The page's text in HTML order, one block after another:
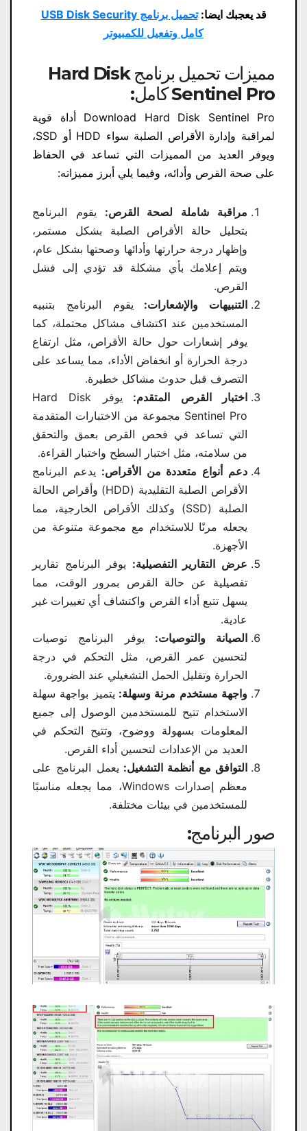
قد يعجبك ايضا:
تحميل برنامج USB Disk Security
كامل وتفعيل للكمبيوتر
مميزات تحميل برنامج Hard Disk
Sentinel Pro كامل​:
Download Hard Disk Sentinel Pro أداة قوية
لمراقبة وإدارة الأقراص الصلبة سواء HDD أو SSD،
ويوفر العديد من المميزات التي تساعد في الحفاظ
على صحة القرص وأدائه، وفيما يلي أبرز مميزاته:
مراقبة شاملة لصحة القرص: يقوم البرنامج
بتحليل حالة الأقراص الصلبة بشكل مستمر،
وإظهار درجة حرارتها وأدائها وصحتها بشكل عام،
ويتم إعلامك بأي مشكلة قد تؤدي إلى فشل
القرص.
التنبيهات والإشعارات: يقوم البرنامج بتنبيه
المستخدمين عند اكتشاف مشاكل محتملة، كما
يوفر إشعارات حول حالة الأقراص، مثل ارتفاع
درجة الحرارة أو انخفاض الأداء، مما يساعد على
التصرف قبل حدوث مشاكل خطيرة.
اختبار القرص المتقدم:
يوفر Hard Disk
Sentinel Pro مجموعة من الاختبارات المتقدمة
التي تساعد في فحص القرص بعمق والتحقق
من سلامته، مثل اختبار السطح واختبار القراءة.
دعم أنواع متعددة من الأقراص: يدعم البرنامج
الأقراص الصلبة التقليدية (HDD) وأقراص الحالة
الصلبة (SSD) وكذلك الأقراص الخارجية، مما
يجعله مرنًا للاستخدام مع مجموعة متنوعة من
الأجهزة.
عرض التقارير التفصيلية: يوفر البرنامج تقارير
تفصيلية عن حالة القرص بمرور الوقت، مما
يسهل تتبع أداء القرص واكتشاف أي تغييرات غير
عادية.
الصيانة والتوصيات: يوفر البرنامج توصيات
لتحسين عمر القرص، مثل التحكم في درجة
الحرارة وتقليل الحمل التشغيلي عند الضرورة.
واجهة مستخدم مرنة وسهلة: يتميز بواجهة سهلة
الاستخدام تتيح للمستخدمين الوصول إلى جميع
المعلومات بسهولة ووضوح، وتتيح التحكم في
العديد من الإعدادات لتحسين أداء القرص.
التوافق مع أنظمة التشغيل: يعمل البرنامج على
معظم إصدارات Windows، مما يجعله مناسبًا
للمستخدمين في بيئات مختلفة.
صور البرنامج: